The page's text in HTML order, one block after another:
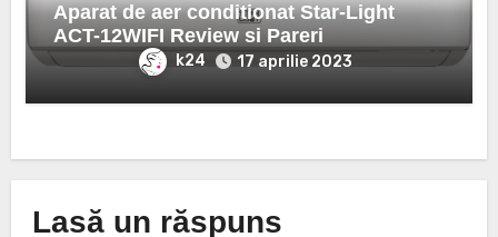
Aparat de aer conditionat Star-Light
ACT-12WIFI Review si Pareri
k24 17 aprilie 2023
Lasă un răspuns